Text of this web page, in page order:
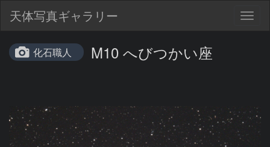
天体写真ギャラリー
化石職人 M10 へびつかい座